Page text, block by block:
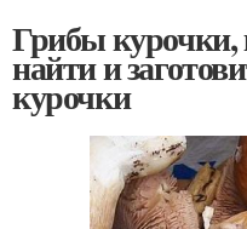
Грибы
найти и
курочки